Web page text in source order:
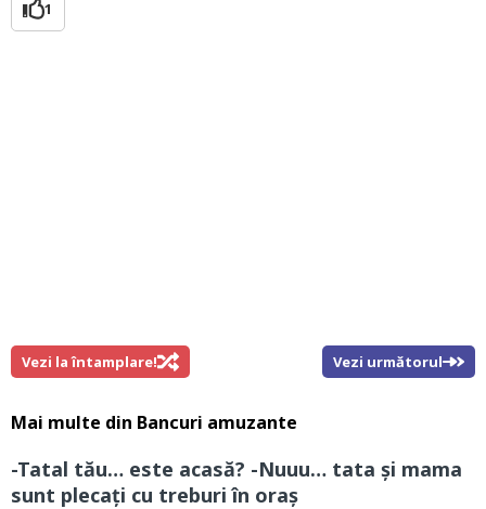
1
Vezi la întamplare! Vezi următorul
Mai multe din Bancuri amuzante
-Tatal tău… este acasă? -Nuuu… tata și mama
sunt plecați cu treburi în oraș